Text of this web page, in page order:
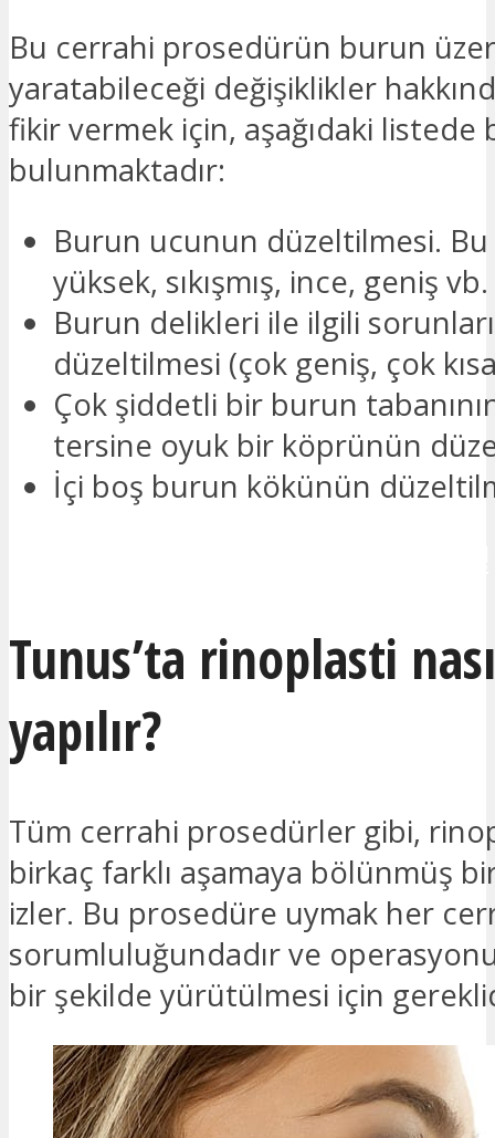
Bu cerrahi prosedürün burun
yaratabileceği değişiklikler
fikir vermek için, aşağıdaki listede
bulunmaktadır:
Burun ucunun düzeltilmesi. Bu
yüksek, sıkışmış, ince, geniş
Burun delikleri ile ilgili
düzeltilmesi (çok geniş, çok
Çok şiddetli bir burun
tersine oyuk bir köprünün
İçi boş burun kökünün
Tunus’ta rinoplasti
yapılır?
Tüm cerrahi prosedürler gibi,
birkaç farklı aşamaya bölünmüş
izler. Bu prosedüre uymak her
sorumluluğundadır ve
bir şekilde yürütülmesi için